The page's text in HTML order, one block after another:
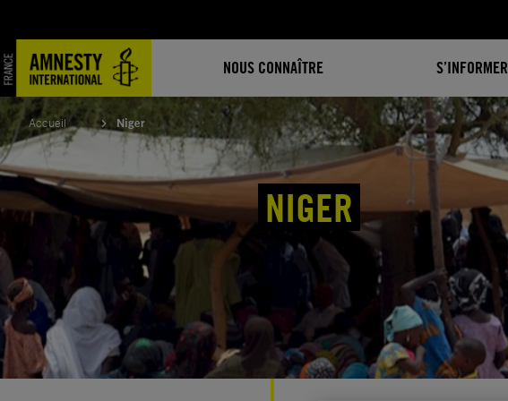
NOUS CONNAÎTRE S’INFORMER
contenu
Accueil Niger
NIGER